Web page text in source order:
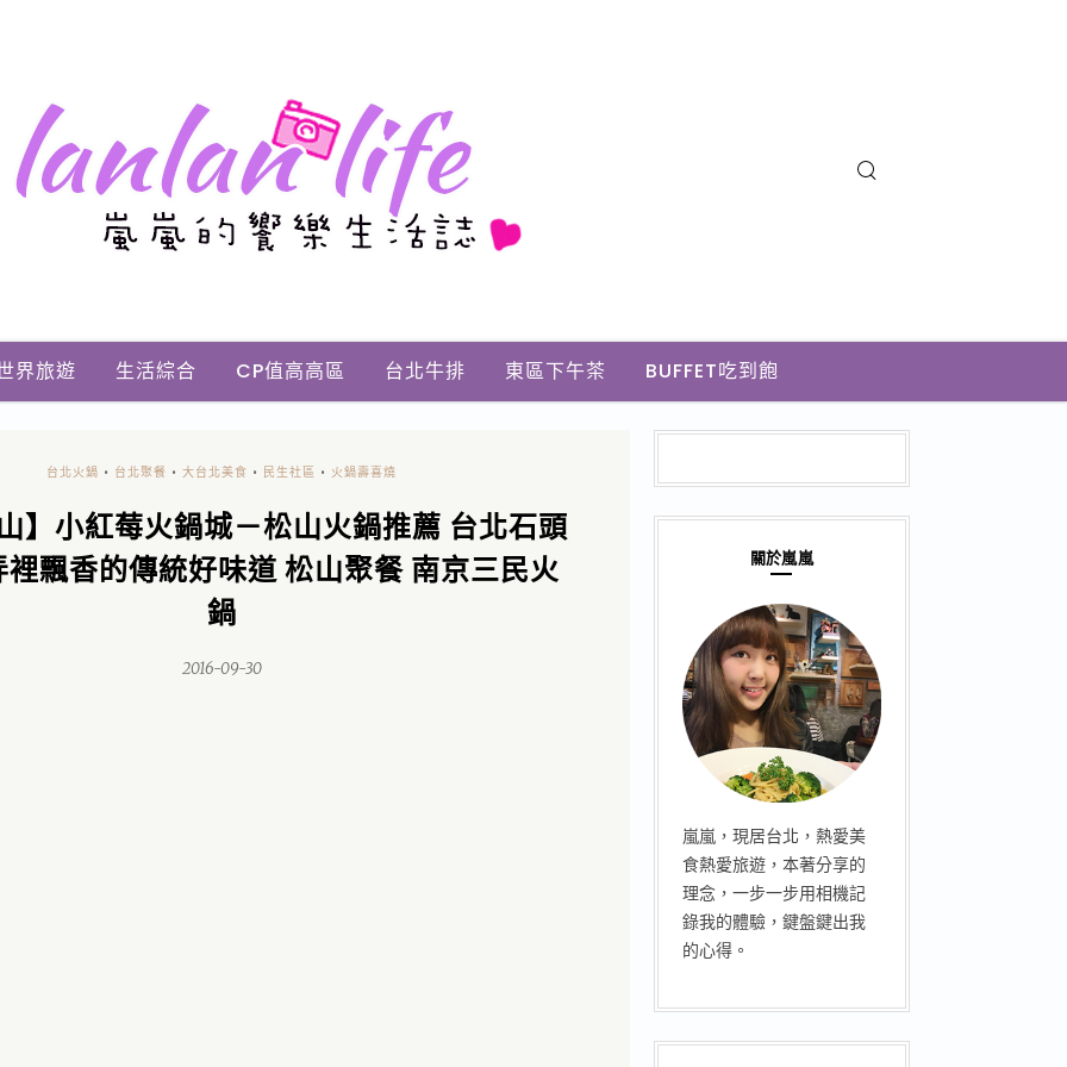
界旅遊 生活綜合 CP值高高區 台北牛排 東區下午茶 BUFFET吃到飽
台北火鍋 • 台北聚餐 •大台北美食 • 民生社區 •火鍋壽喜燒
】小紅莓火鍋城－松山火鍋推薦 台北石頭
裡飄香的傳統好味道 松山聚餐 南京三民火
鍋
2016-09-30
關於嵐嵐
嵐嵐，現居台北，熱愛美
食熱愛旅遊，本著分享的
理念，一步一步用相機記
錄我的體驗，鍵盤鍵出我
的心得。